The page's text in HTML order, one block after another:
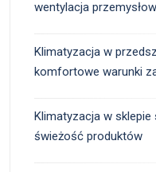
wentylacja
Klimatyzacja w
komfortowe warunki
Klimatyzacja w
świeżość produktów